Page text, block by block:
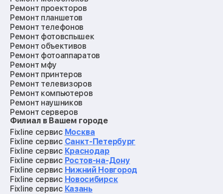
Ремонт проекторов
Ремонт планшетов
Ремонт телефонов
Ремонт фотовспышек
Ремонт объективов
Ремонт фотоаппаратов
Ремонт мфу
Ремонт принтеров
Ремонт телевизоров
Ремонт компьютеров
Ремонт наушников
Ремонт серверов
Ремонт мониторов
Ремонт квадрокоптеров
Ремонт электросамокатов
Ремонт материнских плат
Ремонт видеокарт
Ремонт кофемашин
Ремонт vr систем
Ремонт игровых приставок
Филиал в Вашем городе
Fixline сервис Москва
Fixline сервис Санкт-Петербург
Fixline сервис Краснодар
Fixline сервис Ростов-на-Дону
Fixline сервис Нижний Новгород
Fixline сервис Новосибирск
Fixline сервис Казань